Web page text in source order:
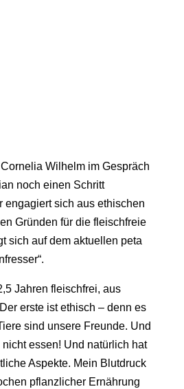
Wilhelm im Gespräch
noch einen Schritt
engagiert sich aus ethischen
Gründen für die fleischfreie
sich auf dem aktuellen peta
Jahren fleischfrei, aus
erste ist ethisch – denn es
sind unsere Freunde. Und
essen! Und natürlich hat
Aspekte. Mein Blutdruck
pflanzlicher Ernährung